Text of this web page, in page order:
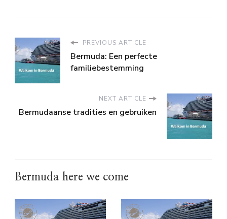
PREVIOUS ARTICLE
Bermuda: Een perfecte
familiebestemming
NEXT ARTICLE
Bermudaanse tradities en gebruiken
Bermuda here we come